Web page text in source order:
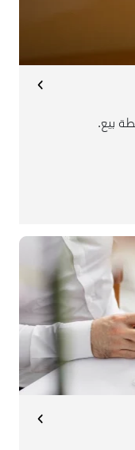
إحدى فروع البنك
السعودي للاستثمار.